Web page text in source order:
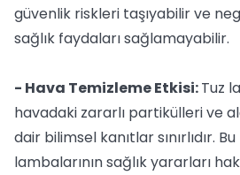
güvenlik riskleri taşıyabilir ve
sağlık faydaları sağlamayabilir.
- Hava Temizleme Etkisi:Tuz
havadaki zararlı partikülleri ve
dair bilimsel kanıtlar sınırlıdır.
lambalarının sağlık yararları